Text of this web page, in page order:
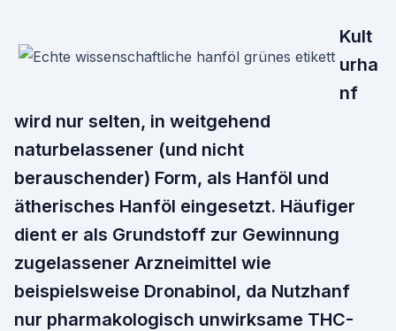
Kult
urha
nf
wird nur selten, in weitgehend
naturbelassener (und nicht
berauschender) Form, als Hanföl und
ätherisches Hanföl eingesetzt. Häufiger
dient er als Grundstoff zur Gewinnung
zugelassener Arzneimittel wie
beispielsweise Dronabinol, da Nutzhanf
nur pharmakologisch unwirksame THC-